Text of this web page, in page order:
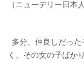
（ニューデリー日本
多分、 仲良しだった
く
その女の子ばか